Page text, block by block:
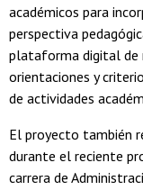
académicos para
perspectiva
plataforma digital de
orientaciones y
de actividades
El proyecto también
durante el reciente
carrera de